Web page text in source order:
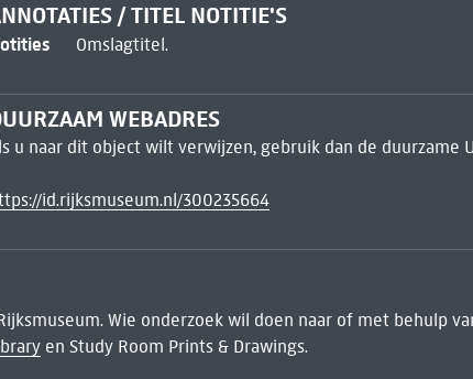
/ TITEL NOTITIE'S
Omslagtitel.
WEBADRES
u naar dit object wilt verwijzen, gebruik dan de duurzame
id.rijksmuseum.nl/300235664
Wie onderzoek wil doen naar of met behulp
en Study Room Prints & Drawings.